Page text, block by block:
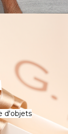
d'objets